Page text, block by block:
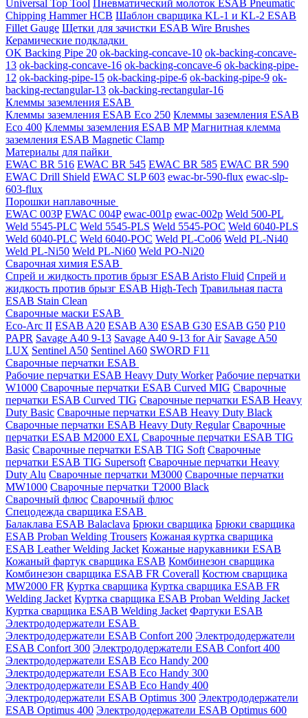
Universal Top Tool Пневматический молоток ESAB Pneumatic
Chipping Hammer HCB Шаблон сварщика KL-1 и KL-2 ESAB
Fillet Gauge Щетки для зачистки ESAB Wire Brushes
Керамические подкладки
OK Backing Pipe 20 ok-backing-concave-10 ok-backing-concave-
13 ok-backing-concave-16 ok-backing-concave-6 ok-backing-pipe-
12 ok-backing-pipe-15 ok-backing-pipe-6 ok-backing-pipe-9 ok-
backing-rectangular-13 ok-backing-rectangular-16
Клеммы заземления ESAB
Клеммы заземления ESAB Eco 250 Клеммы заземления ESAB
Eco 400 Клеммы заземления ESAB MP Магнитная клемма
заземления ESAB Magnetic Clamp
Материалы для пайки
EWAC BR 516 EWAC BR 545 EWAC BR 585 EWAC BR 590
EWAC Drill Shield EWAC SLP 603 ewac-br-590-flux ewac-slp-
603-flux
Порошки наплавочные
EWAC 003P EWAC 004P ewac-001p ewac-002p Weld 500-PL
Weld 5545-PLC Weld 5545-PLS Weld 5545-POC Weld 6040-PLS
Weld 6040-PLС Weld 6040-POC Weld PL-Co06 Weld PL-Ni40
Weld PL-Ni50 Weld PL-Ni60 Weld PO-Ni20
Сварочная химия ESAB
Спрей и жидкость против брызг ESAB Aristo Fluid Спрей и
жидкость против брызг ESAB High-Tech Травильная паста
ESAB Stain Clean
Сварочные маски ESAB
Eco-Arc II ESAB A20 ESAB A30 ESAB G30 ESAB G50 P10
PAPR Savage A40 9-13 Savage A40 9-13 for Air Savage A50
LUX Sentinel A50 Sentinel A60 SWORD F11
Сварочные перчатки ESAB
Рабочие перчатки ESAB Heavy Duty Worker Рабочие перчатки
W1000 Сварочные перчатки ESAB Curved MIG Сварочные
перчатки ESAB Curved TIG Сварочные перчатки ESAB Heavy
Duty Basic Сварочные перчатки ESAB Heavy Duty Black
Сварочные перчатки ESAB Heavy Duty Regular Сварочные
перчатки ESAB M2000 EXL Сварочные перчатки ESAB TIG
Basic Сварочные перчатки ESAB TIG Soft Сварочные
перчатки ESAB TIG Supersoft Сварочные перчатки Heavy
Duty Alu Сварочные перчатки M3000 Сварочные перчатки
MW1000 Сварочные перчатки T2000 Black
Сварочный флюс Сварочный флюс
Спецодежда сварщика ESAB
Балаклава ESAB Balaclava Брюки сварщика Брюки сварщика
ESAB Proban Welding Trousers Кожаная куртка сварщика
ESAB Leather Welding Jacket Кожаные нарукавники ESAB
Кожаный фартук сварщика ESAB Комбинезон сварщика
Комбинезон сварщика ESAB FR Coverall Костюм сварщика
MW2000 FR Куртка сварщика Куртка сварщика ESAB FR
Welding Jacket Куртка сварщика ESAB Proban Welding Jacket
Куртка сварщика ESAB Welding Jacket Фартуки ESAB
Электрододержатели ESAB
Электрододержатели ESAB Confort 200 Электрододержатели
ESAB Confort 300 Электрододержатели ESAB Confort 400
Электрододержатели ESAB Eco Handy 200
Электрододержатели ESAB Eco Handy 300
Электрододержатели ESAB Eco Handy 400
Электрододержатели ESAB Optimus 300 Электрододержатели
ESAB Optimus 400 Электрододержатели ESAB Optimus 600